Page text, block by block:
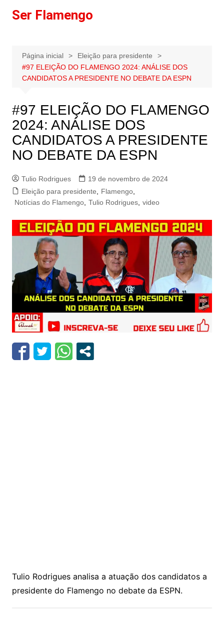
paraSer Flamengo
Página inicial
Eleição para presidente
#97 ELEIÇÃO DO FLAMENGO 2024: ANÁLISE DOS
CANDIDATOS A PRESIDENTE NO DEBATE DA ESPN
#97 ELEIÇÃO DO FLAMENGO
2024: ANÁLISE DOS
CANDIDATOS A PRESIDENTE
NO DEBATE DA ESPN
Tulio Rodrigues
19 de novembro de 2024
Eleição para presidente
Flamengo,
Notícias do Flamengo, Tulio Rodrigues, video
Tulio Rodrigues analisa a atuação dos candidatos a
presidente do Flamengo no debate da ESPN.